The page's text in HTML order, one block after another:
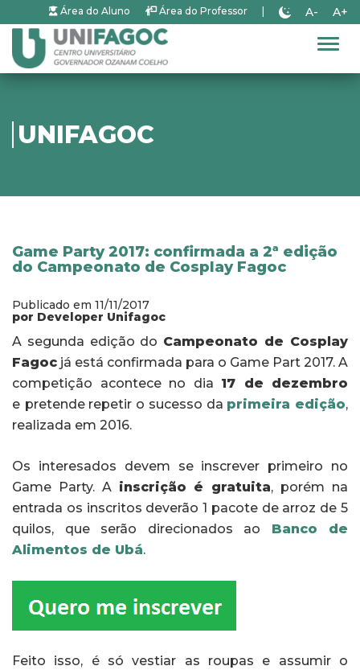
Área do Aluno Área do Professor A- A+
UNIFAGOC
Game Party 2017: confirmada a 2ª edição
do Campeonato de Cosplay Fagoc
Publicado em 11/11/2017
por Developer Unifagoc
A segunda edição do Campeonato de Cosplay
Fagoc já está confirmada para o Game Part 2017. A
competição acontece no dia 17 de dezembro
e pretende repetir o sucesso da primeira edição,
realizada em 2016.
Os interesados devem se inscrever primeiro no
Game Party. A inscrição é gratuita, porém na
entrada os inscritos deverão 1 pacote de arroz de 5
quilos, que serão direcionados ao Banco de
Alimentos de Ubá.
Feito isso, é só vestiar as roupas e assumir o